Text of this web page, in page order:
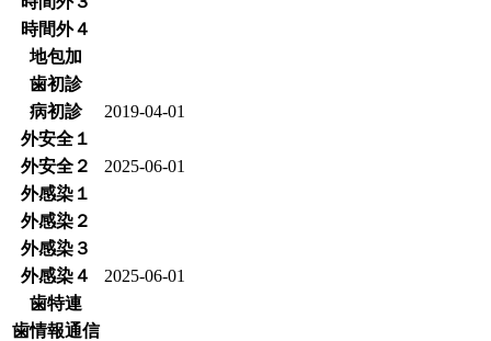
時間外４
地包加
歯初診
病初診
2019-04-01
外安全１
外安全２
2025-06-01
外感染１
外感染２
外感染３
外感染４
2025-06-01
歯特連
歯情報通信